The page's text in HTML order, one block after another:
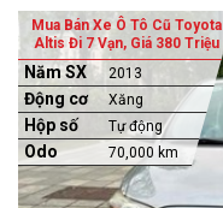
Mua Bán Xe Ô Tô Cũ Toyota
Altis Đi 7 Vạn, Giá 380 Triệu
Năm SX 2013
Động cơ Xăng
Hộp số Tự động
Odo 70,000 km